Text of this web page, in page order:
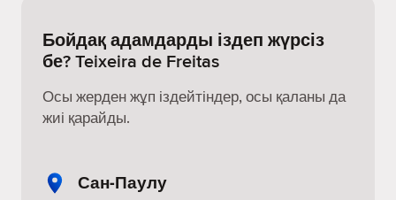
Бойдақ адамдарды іздеп жүрсіз
бе? Teixeira de Freitas
Осы жерден жұп іздейтіндер, осы қаланы да
жиі қарайды.
Сан-Паулу